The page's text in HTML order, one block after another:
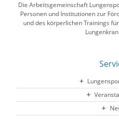
Die Arbeitsgemeinschaft
Personen und Institutionen zur
und des körperlichen Trainings